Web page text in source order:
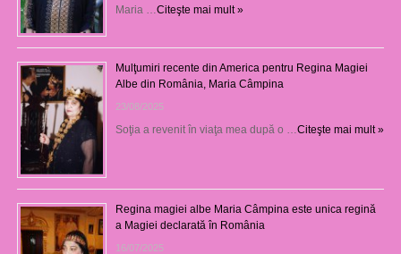
Maria … Citeşte mai mult »
Mulţumiri recente din America pentru Regina Magiei
Albe din România, Maria Câmpina
23/08/2025
Soţia a revenit în viaţa mea după o … Citeşte mai mult »
Regina magiei albe Maria Câmpina este unica regină
a Magiei declarată în România
16/07/2025